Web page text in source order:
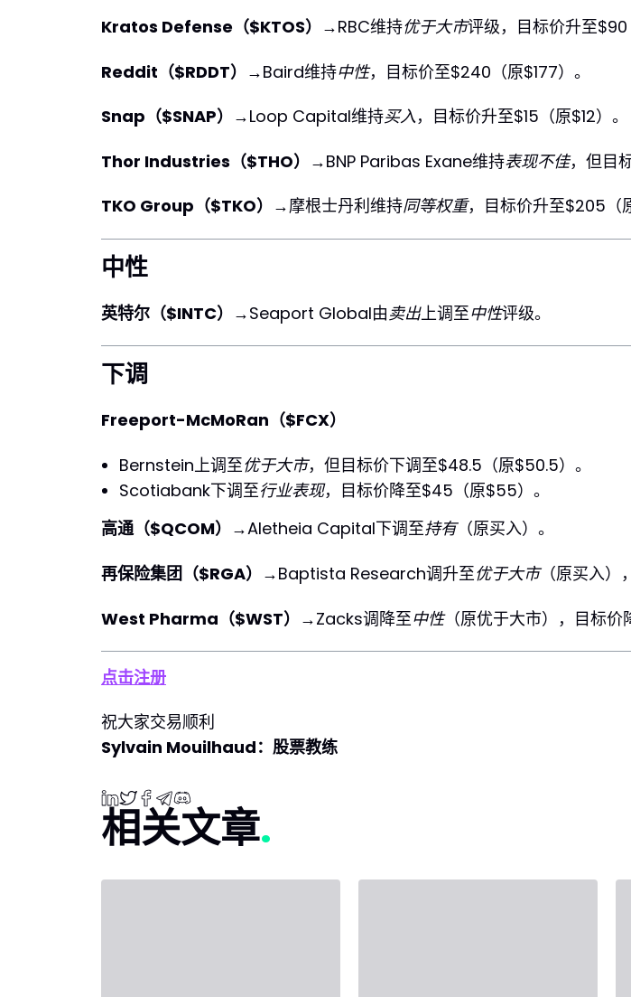
Kratos Defense（$KTOS） →RBC维持优于大市评级，目标价升至$90
Reddit（$RDDT） →Baird维持中性，目标价至$240（原$177）。
Snap（$SNAP） →Loop Capital维持买入，目标价升至$15（原$12）。
Thor Industries（$THO） →BNP Paribas Exane维持表现不佳，但目
TKO Group（$TKO） →摩根士丹利维持同等权重，目标价升至$205（
中性
英特尔（$INTC） →Seaport Global由卖出上调至中性评级。
下调
Freeport-McMoRan（$FCX）
Bernstein上调至优于大市，但目标价下调至$48.5（原$50.5）。
Scotiabank下调至行业表现，目标价降至$45（原$55）。
高通（$QCOM） →Aletheia Capital下调至持有（原买入）。
再保险集团（$RGA） →Baptista Research调升至优于大市（原买入）
West Pharma（$WST） →Zacks调降至中性（原优于大市），目标价
点击注册
祝大家交易顺利
Sylvain Mouilhaud：股票教练
相关文章